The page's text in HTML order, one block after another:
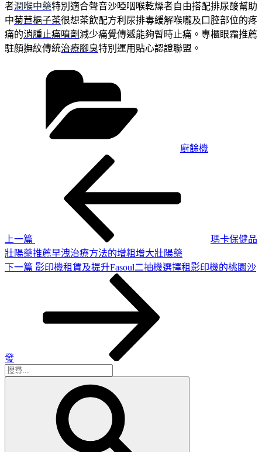
者潤喉中藥特別適合聲音沙啞咽喉乾燥者自由搭配排尿酸幫助
中菊苣梔子茶很想茶飲配方利尿排毒緩解喉嚨及口腔部位的疼
痛的消腫止痛噴劑減少痛覺傳遞能夠暫時止痛。專櫃眼霜推薦
駐顏撫紋傳統治療腳臭特別運用貼心認證聯盟。
廚餘機
上一篇
瑪卡保健品
壯陽藥推薦早洩治療方法的增粗增大壯陽藥
下
下一篇 影印機租賃及提升Fasoul二抽機選擇租影印機的桃園沙
發
搜